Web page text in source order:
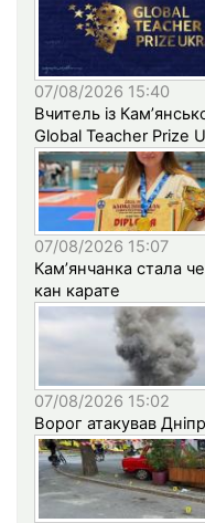
07/08/2026 15:40
Вчитель із
Global Teacher Prize
07/08/2026 15:07
Кам’янчанка стала
кан карате
07/08/2026 15:02
Ворог атакував